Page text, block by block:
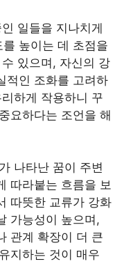
일들을 지나치게
높이는 데 초점을
있으며, 자신의 강
적인 조화를 고려하
하게 작용하니 꾸
요하다는 조언을 해
나타난 꿈이 주변
따라붙는 흐름을 보
따뜻한 교류가 강화
가능성이 높으며,
관계 확장이 더 큰
지하는 것이 매우